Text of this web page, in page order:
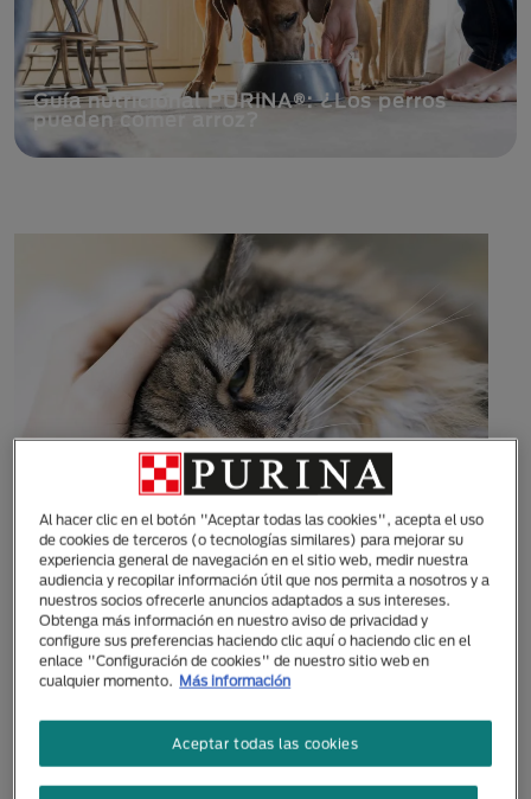
Guía nutricional PURINA®: ¿Los perros
pueden comer arroz?
28 Octubre, 2022
¿Qué hago si mi gato no quiere comer?
Al hacer clic en el botón "Aceptar todas las cookies", acepta el uso
de cookies de terceros (o tecnologías similares) para mejorar su
experiencia general de navegación en el sitio web, medir nuestra
audiencia y recopilar información útil que nos permita a nosotros y a
nuestros socios ofrecerle anuncios adaptados a sus intereses.
Obtenga más información en nuestro aviso de privacidad y
configure sus preferencias haciendo clic aquí o haciendo clic en el
enlace "Configuración de cookies" de nuestro sitio web en
cualquier momento. Más información
Aceptar todas las cookies